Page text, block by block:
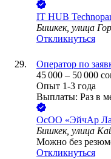
IT HUB
Бишкек, улица
Откликнуться
Оператор по
45 000 – 50 000
Опыт 1-3 года
Выплаты: Раз в
ОсОО «ЭйчАр
Бишкек, улица
Можно без
Откликнуться